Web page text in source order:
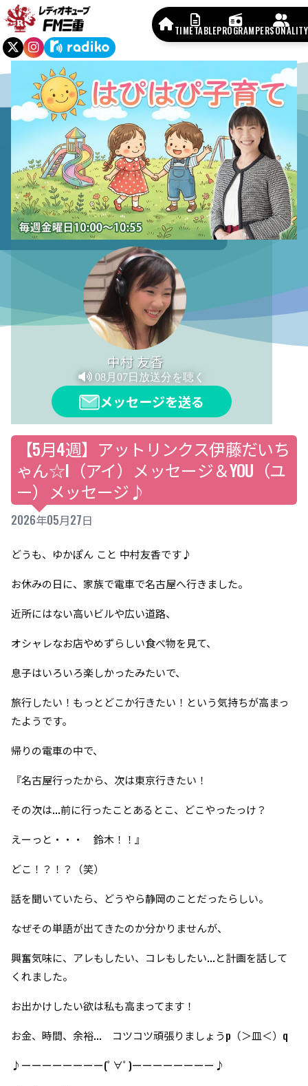
TIMETABLEPROGRAMPERSONALITY
中村 友香
08月07日放送分を聴く
メッセージを送る
【5月4週】アットリンクス伊藤だいち
ゃん☆I（アイ）メッセージ＆YOU（ユ
ー）メッセージ♪
2026年05月27日
どうも、ゆかぽん こと 中村友香です♪
お休みの日に、家族で電車で名古屋へ行きました。
近所にはない高いビルや広い道路、
オシャレなお店やめずらしい食べ物を見て、
息子はいろいろ楽しかったみたいで、
旅行したい！もっとどこか行きたい！という気持ちが高まっ
たようです。
帰りの電車の中で、
『名古屋行ったから、次は東京行きたい！
その次は...前に行ったことあるとこ、どこやったっけ？
えーっと・・・ 鈴木！！』
どこ！？！？（笑）
話を聞いていたら、どうやら静岡のことだったらしい。
なぜその単語が出てきたのか分かりませんが、
興奮気味に、アレもしたい、コレもしたい...と計画を話して
くれました。
お出かけしたい欲は私も高まってます！
お金、時間、余裕... コツコツ頑張りましょうp（＞皿＜）q
♪ーーーーーーーー(ﾟ∀ﾟ)ーーーーーーーー♪